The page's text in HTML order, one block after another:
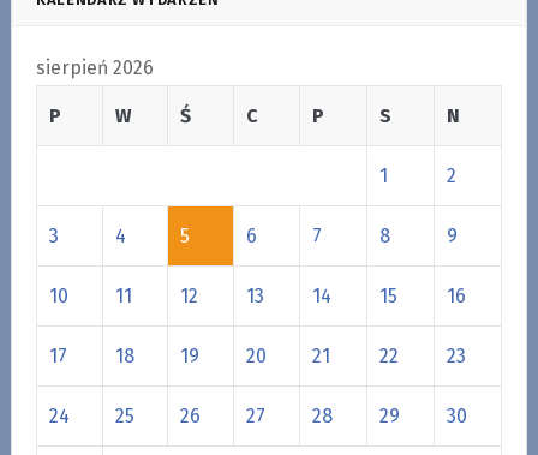
sierpień 2026
P W Ś C P S N
1 2
3 4 5 6 7 8 9
10 11 12 13 14 15 16
17 18 19 20 21 22 23
24 25 26 27 28 29 30